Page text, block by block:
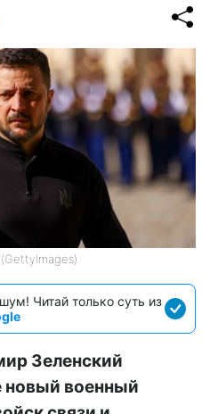
Читай только суть из
Зеленский
новый военный